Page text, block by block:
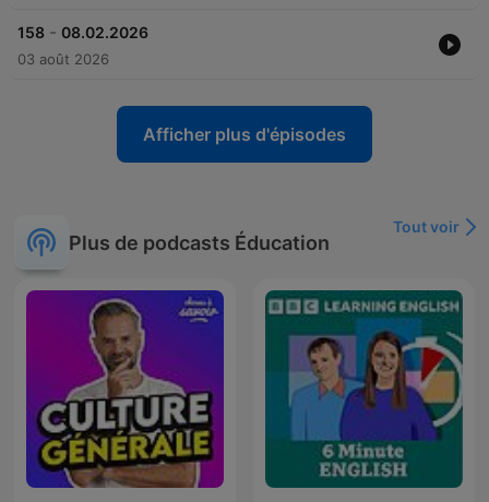
158 - 08.02.2026
03 août 2026
Afficher plus d'épisodes
Plus de podcasts Éducation
Tout voir